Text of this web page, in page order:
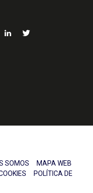
SOMOS
MAPA WEB
POLÍTICA DE